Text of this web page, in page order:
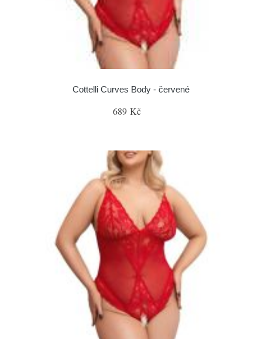
Cottelli Curves Body - červené
689 Kč